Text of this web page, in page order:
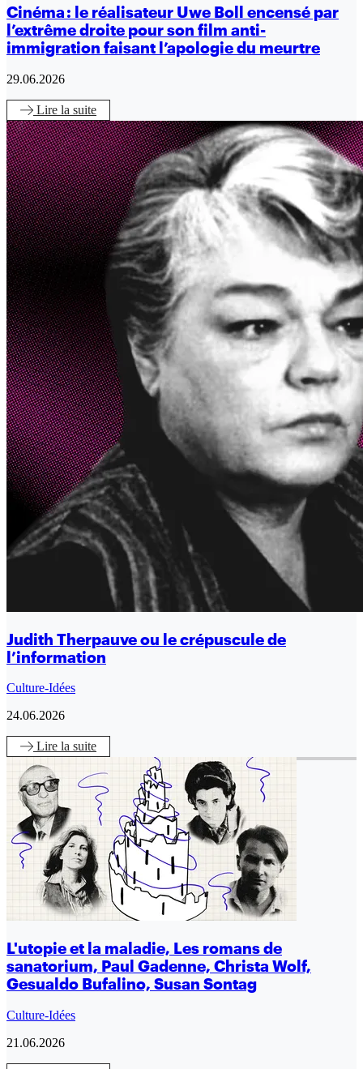
Cinéma : le réalisateur Uwe Boll encensé par
l’extrême droite pour son film anti-
immigration faisant l’apologie du meurtre
29.06.2026
Lire la suite
Judith Therpauve ou le crépuscule de
l’information
Culture-Idées
24.06.2026
Lire la suite
L'utopie et la maladie, Les romans de
sanatorium, Paul Gadenne, Christa Wolf,
Gesualdo Bufalino, Susan Sontag
Culture-Idées
21.06.2026